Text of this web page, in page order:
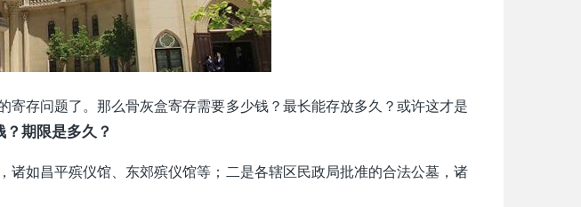
存问题了。那么骨灰盒寄存需要多少钱？最长能存放多久？或许这才是
期限是多久？
如昌平殡仪馆、东郊殡仪馆等；二是各辖区民政局批准的合法公墓，诸